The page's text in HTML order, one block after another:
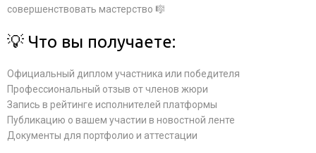
совершенствовать мастерство 🎼
💡 Что вы получаете:
Официальный диплом участника или победителя
Профессиональный отзыв от членов жюри
Запись в рейтинге исполнителей платформы
Публикацию о вашем участии в новостной ленте
Документы для портфолио и аттестации